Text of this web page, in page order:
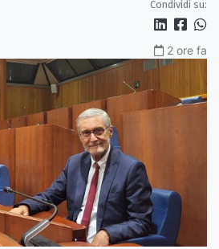
Condividi su:
2 ore fa